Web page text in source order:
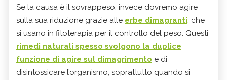
Se la causa è il sovrappeso, invece dovremo agire
sulla sua riduzione grazie alle erbe dimagranti, che
si usano in fitoterapia per il controllo del peso. Questi
rimedi naturali spesso svolgono la duplice
funzione di agire sul dimagrimento e di
disintossicare l’organismo, soprattutto quando si